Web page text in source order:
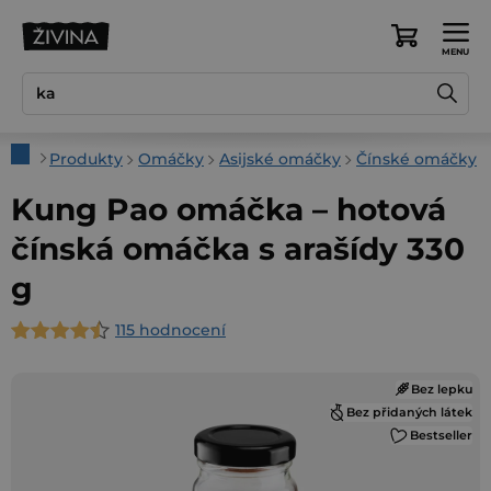
Nákupní
DomůProdukty Omáčky Asijské omáčky Čínské omáčky
Kung Pao omáčka – hotová
čínská omáčka s arašídy 330
g
Průměrné
115 hodnocení
Bez lepku
Bez přidaných látek
Bestseller